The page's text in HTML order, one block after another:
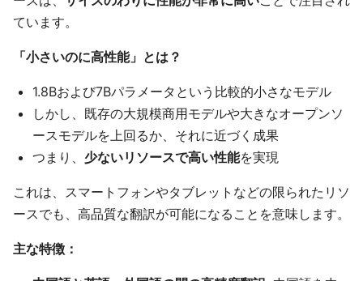
ています。
「小さいのに高性能」とは？
1.8Bおよび7Bパラメータという比較的小さなモデル
しかし、既存の大規模商用モデルや大きなオープンソ
ースモデルを上回るか、それに近づく成果
つまり、 少ないリソースで高い性能を実現
これは、スマートフォンやタブレットなどの限られたリソ
ースでも、高品質な翻訳が可能になることを意味します。
主な特徴：